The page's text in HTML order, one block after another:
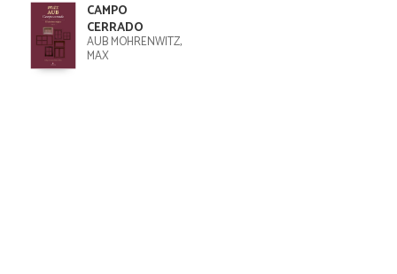
CAMPO
CERRADO
AUB MOHRENWITZ,
MAX